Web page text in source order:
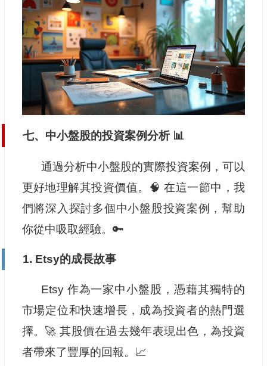
七、中小盤股的投資案例分析 📊
通過分析中小盤股的實際投資案例，可以
更好地理解其投資價值。🧠 在這一節中，我
們將深入探討多個中小盤股投資案例，幫助
你從中吸取經驗。🔑
1. Etsy的成長故事
Etsy 作為一家中小盤股，憑藉其獨特的
市場定位和快速增長，成為投資者的熱門選
擇。🚀 其股價在過去幾年表現出色，為投資
者帶來了豐厚的回報。📈